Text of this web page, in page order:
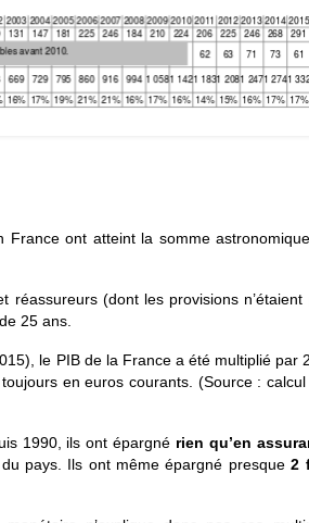
France ont atteint la somme
(dont les provisions n’étaient
25 ans
le PIBde la France a été multiplié par 2
, toujours en euros courants. (Source :
1990, ils ont épargné rien qu’en
pays. Ils ont même épargné presque2